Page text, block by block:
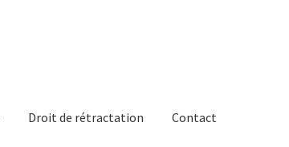
Droit de rétractation Contact